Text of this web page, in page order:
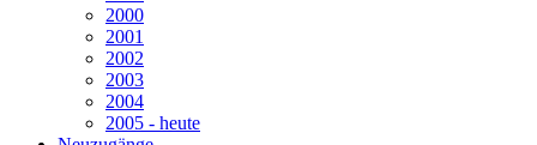
2000
2001
2002
2003
2004
2005 - heute